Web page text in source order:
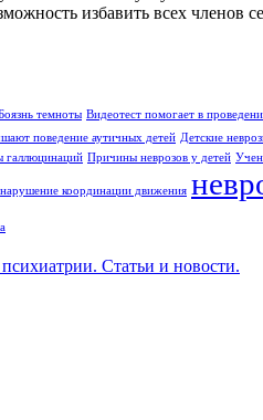
избавить всех
темноты Видеотест помогает в
поведение аутичных детей Детские
галлюцинаций Причины неврозов у детей
нарушение координации движения
Статьи и новости.